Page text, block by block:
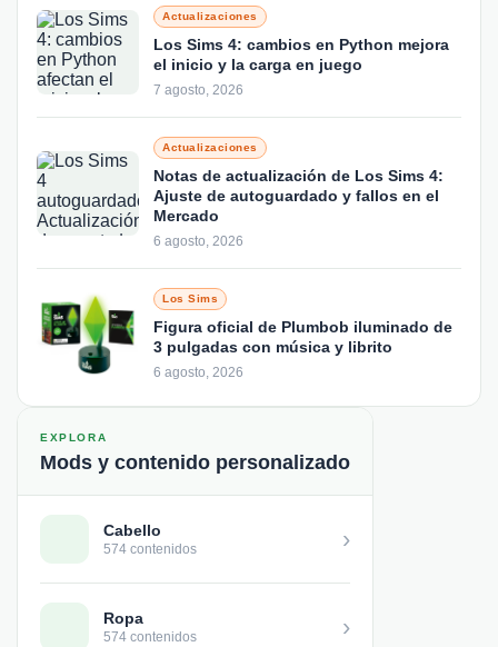
Actualizaciones
Los Sims 4: cambios en Python mejora
el inicio y la carga en juego
7 agosto, 2026
Actualizaciones
Notas de actualización de Los Sims 4:
Ajuste de autoguardado y fallos en el
Mercado
6 agosto, 2026
Los Sims
Figura oficial de Plumbob iluminado de
3 pulgadas con música y librito
6 agosto, 2026
EXPLORA
Mods y contenido personalizado
Cabello
574 contenidos ›
Ropa
574 contenidos ›